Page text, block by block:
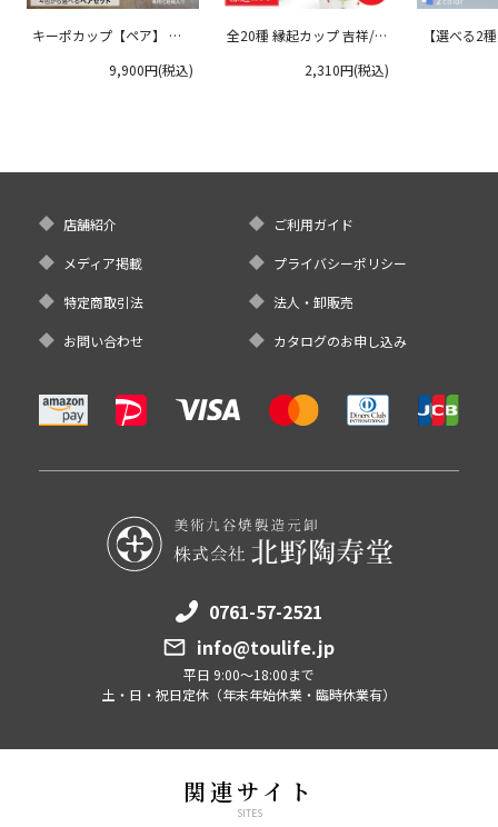
キーポカップ【ペア】 ラ
9,900円(税込)
全20種 縁起カップ 吉祥/青
2,310円(税込)
【選べる2
店舗紹介 ご利用ガイド
メディア掲載 プライバシーポリシー
特定商取引法 法人・卸販売
お問い合わせ カタログのお申し込み
0761-57-2521
info@toulife.jp
平日 9:00～18:00まで
土・日・祝日定休（年末年始休業・臨時休業有）
関連サイト
SITES